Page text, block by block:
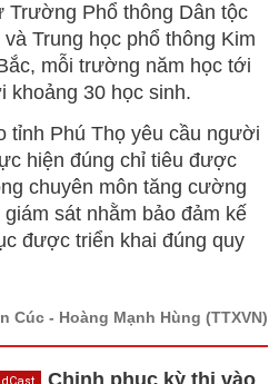
Trường Phổ thông Dân tộc
Trung học phổ thông Kim
mỗi trường năm học tới
khoảng 30 học sinh.
tỉnh Phú Thọ yêu cầu người
hiện đúng chỉ tiêu được
chuyên môn tăng cường
sát nhằm bảo đảm kế
được triển khai đúng quy
Cúc - Hoàng Mạnh Hùng (TTXVN)